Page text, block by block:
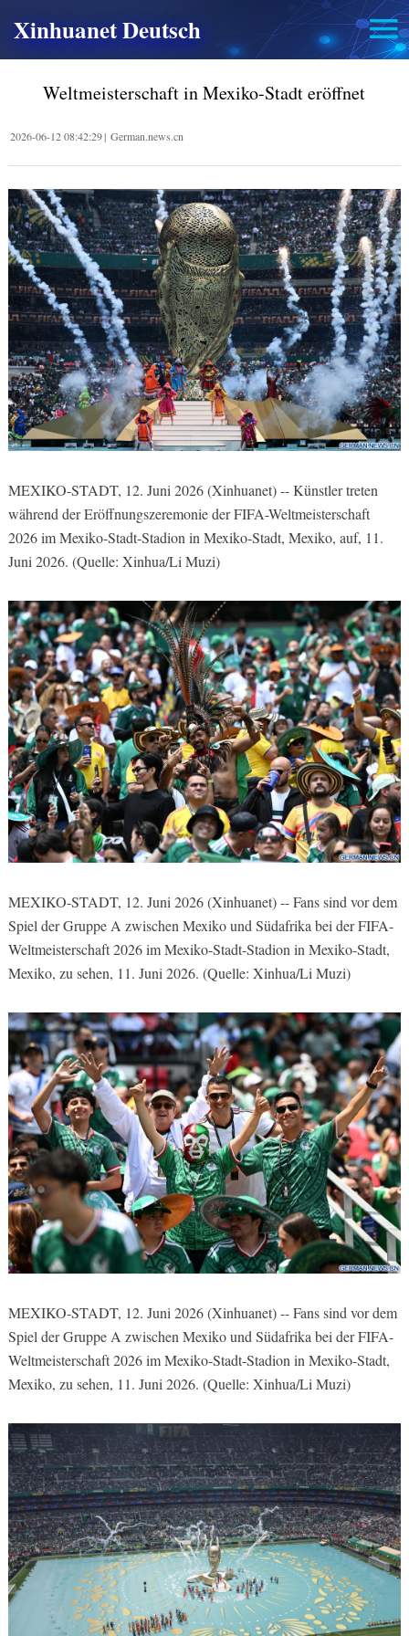
Xinhuanet Deutsch
Weltmeisterschaft in Mexiko-Stadt eröffnet
2026-06-12 08:42:29| German.news.cn
MEXIKO-STADT, 12. Juni 2026 (Xinhuanet) -- Künstler treten
während der Eröffnungszeremonie der FIFA-Weltmeisterschaft
2026 im Mexiko-Stadt-Stadion in Mexiko-Stadt, Mexiko, auf, 11.
Juni 2026. (Quelle: Xinhua/Li Muzi)
MEXIKO-STADT, 12. Juni 2026 (Xinhuanet) -- Fans sind vor dem
Spiel der Gruppe A zwischen Mexiko und Südafrika bei der FIFA-
Weltmeisterschaft 2026 im Mexiko-Stadt-Stadion in Mexiko-Stadt,
Mexiko, zu sehen, 11. Juni 2026. (Quelle: Xinhua/Li Muzi)
MEXIKO-STADT, 12. Juni 2026 (Xinhuanet) -- Fans sind vor dem
Spiel der Gruppe A zwischen Mexiko und Südafrika bei der FIFA-
Weltmeisterschaft 2026 im Mexiko-Stadt-Stadion in Mexiko-Stadt,
Mexiko, zu sehen, 11. Juni 2026. (Quelle: Xinhua/Li Muzi)